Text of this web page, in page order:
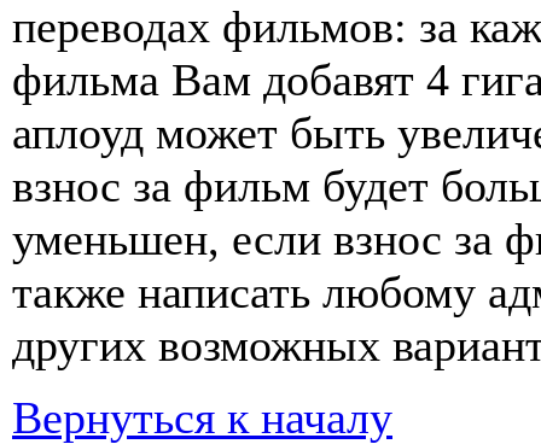
переводах фильмов: за
фильма Вам добавят 4
аплоуд может быть
взнос за фильм будет
уменьшен, если взнос за
также написать любому
других возможных
Вернуться к началу